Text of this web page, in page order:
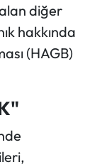
diğer
hakkında
(HAGB)